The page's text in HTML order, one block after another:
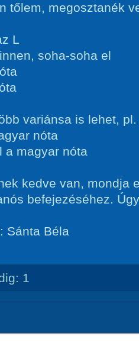
tőlem, megosztanék
L
soha-soha el
variánsa is lehet, pl.
nóta
a magyar nóta
kedve van, mondja
befejezéséhez.
Sánta Béla
1